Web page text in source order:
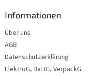
Informationen
Über uns
AGB
Datenschutzerklärung
ElektroG, BattG, VerpackG